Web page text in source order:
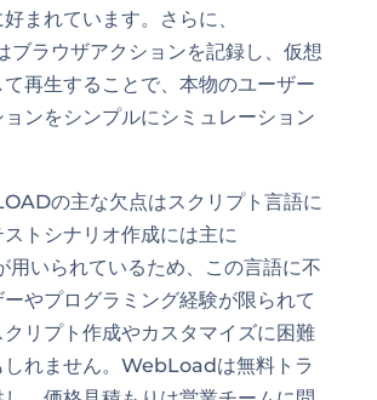
まれています。さらに、
ラウザアクションを記録し、仮想
再生することで、本物のユーザー
ンをシンプルにシミュレーション
の主な欠点はスクリプト言語に
トシナリオ作成には主に
いられているため、この言語に不
やプログラミング経験が限られて
リプト作成やカスタマイズに困難
しれません。WebLoadは無料トラ